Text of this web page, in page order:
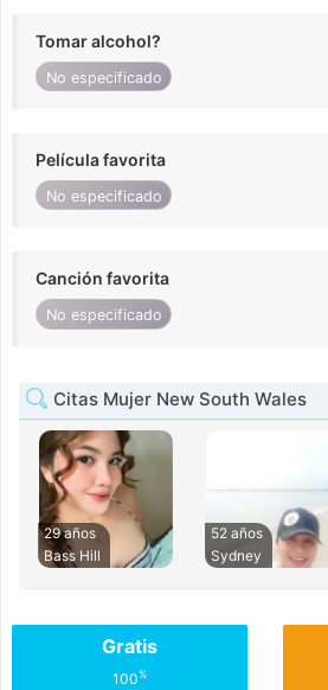
Tomar alcohol?
No especificado
Película favorita
No especificado
Canción favorita
No especificado
Citas Mujer New South Wales
29 años
Bass Hill
52 años
Sydney
Gratis
100%